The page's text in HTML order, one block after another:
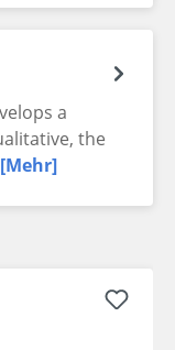
a
the
[Mehr]